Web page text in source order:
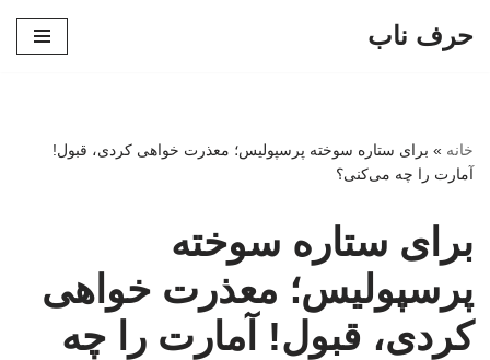
حرف ناب
خانه » برای ستاره سوخته پرسپولیس؛ معذرت خواهی کردی، قبول!
آمارت را چه می‌کنی؟
برای ستاره سوخته
پرسپولیس؛ معذرت خواهی
کردی، قبول! آمارت را چه